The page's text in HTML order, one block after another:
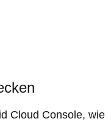
Cloud Console, wie